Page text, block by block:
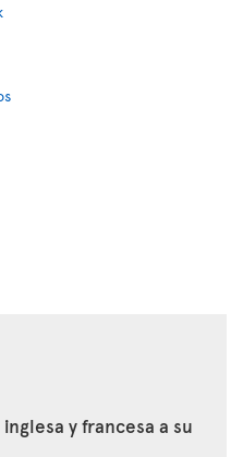
y francesa a su